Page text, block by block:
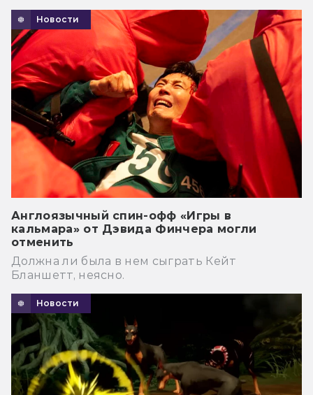
Новости
Англоязычный спин-офф «Игры в
кальмара» от Дэвида Финчера могли
отменить
Должна ли была в нем сыграть Кейт
Бланшетт, неясно.
Новости